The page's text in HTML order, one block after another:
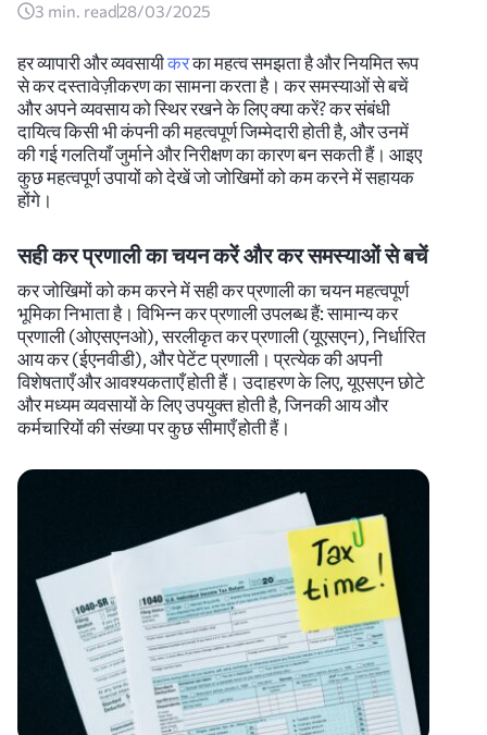
3 min. read28/03/2025
हर व्यापारी और व्यवसायीकरका महत्व समझता है और नियमित रूप
से कर दस्तावेज़ीकरण का सामना करता है। कर समस्याओं से बचें
और अपने व्यवसाय को स्थिर रखने के लिए क्या करें? कर संबंधी
दायित्व किसी भी कंपनी की महत्वपूर्ण जिम्मेदारी होती है, और उनमें
की गई गलतियाँ जुर्माने और निरीक्षण का कारण बन सकती हैं। आइए
कुछ महत्वपूर्ण उपायों को देखें जो जोखिमों को कम करने में सहायक
होंगे।
सही कर प्रणाली का चयन करें और कर समस्याओं से बचें
कर जोखिमों को कम करने में सही कर प्रणाली का चयन महत्वपूर्ण
भूमिका निभाता है। विभिन्न कर प्रणाली उपलब्ध हैं: सामान्य कर
प्रणाली (ओएसएनओ), सरलीकृत कर प्रणाली (यूएसएन), निर्धारित
आय कर (ईएनवीडी), और पेटेंट प्रणाली। प्रत्येक की अपनी
विशेषताएँ और आवश्यकताएँ होती हैं। उदाहरण के लिए, यूएसएन छोटे
और मध्यम व्यवसायों के लिए उपयुक्त होती है, जिनकी आय और
कर्मचारियों की संख्या पर कुछ सीमाएँ होती हैं।